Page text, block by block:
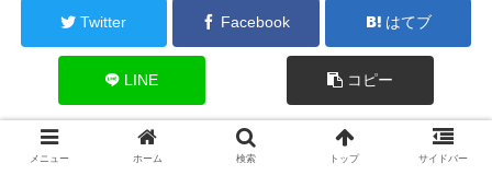
Twitter Facebook はてブ
LINE コピー
Coloをフォローする
メニュー ホーム 検索 トップ サイドバー